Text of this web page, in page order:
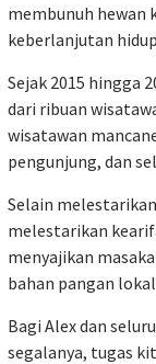
membunuh hewan
keberlanjutan
Sejak 2015 hingga
dari ribuan
wisatawan
pengunjung, dan
Selain
melestarikan
menyajikan
bahan pangan
Bagi Alex dan
segalanya, tugas